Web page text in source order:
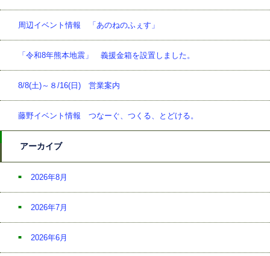
周辺イベント情報 「あのねのふぇす」
「令和8年熊本地震」 義援金箱を設置しました。
8/8(土)～８/16(日) 営業案内
藤野イベント情報 つなーぐ、つくる、とどける。
アーカイブ
2026年8月
2026年7月
2026年6月